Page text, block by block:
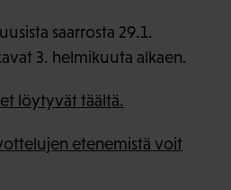
saarrosta 29.1.
3. helmikuuta alkaen.
löytyvät täältä.
etenemistä voit